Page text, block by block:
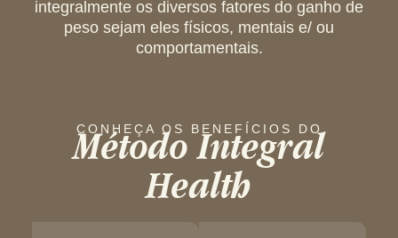
integralmente os diversos fatores do ganho de
peso sejam eles físicos, mentais e/ ou
comportamentais.
CONHEÇA OS BENEFÍCIOS DO
Método Integral
Health